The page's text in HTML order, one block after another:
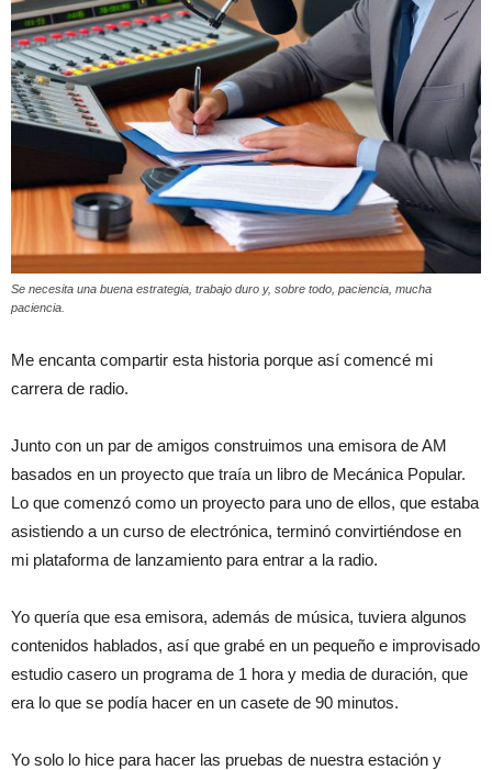
Se necesita una buena estrategia, trabajo duro y, sobre todo, paciencia, mucha
paciencia.
Me encanta compartir esta historia porque así comencé mi
carrera de radio.
Junto con un par de amigos construimos una emisora de AM
basados en un proyecto que traía un libro de Mecánica Popular.
Lo que comenzó como un proyecto para uno de ellos, que estaba
asistiendo a un curso de electrónica, terminó convirtiéndose en
mi plataforma de lanzamiento para entrar a la radio.
Yo quería que esa emisora, además de música, tuviera algunos
contenidos hablados, así que grabé en un pequeño e improvisado
estudio casero un programa de 1 hora y media de duración, que
era lo que se podía hacer en un casete de 90 minutos.
Yo solo lo hice para hacer las pruebas de nuestra estación y